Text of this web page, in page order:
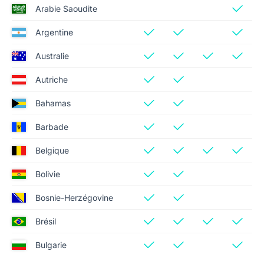
Arabie Saoudite
Argentine
Australie
Autriche
Bahamas
Barbade
Belgique
Bolivie
Bosnie-Herzégovine
Brésil
Bulgarie